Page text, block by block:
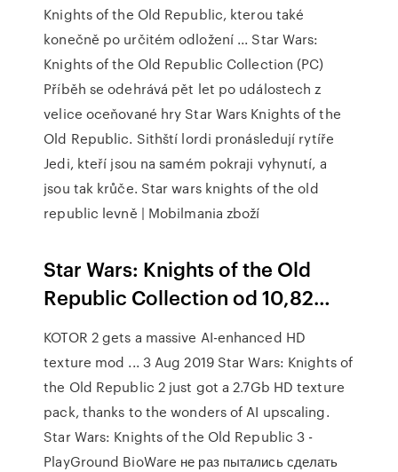
Knights of the Old Republic, kterou také
konečně po určitém odložení ... Star Wars:
Knights of the Old Republic Collection (PC)
Příběh se odehrává pět let po událostech z
velice oceňované hry Star Wars Knights of the
Old Republic. Sithští lordi pronásledují rytíře
Jedi, kteří jsou na samém pokraji vyhynutí, a
jsou tak krůče. Star wars knights of the old
republic levně | Mobilmania zboží
Star Wars: Knights of the Old
Republic Collection od 10,82…
KOTOR 2 gets a massive AI-enhanced HD
texture mod ... 3 Aug 2019 Star Wars: Knights of
the Old Republic 2 just got a 2.7Gb HD texture
pack, thanks to the wonders of AI upscaling.
Star Wars: Knights of the Old Republic 3 -
PlayGround BioWare не раз пытались сделать